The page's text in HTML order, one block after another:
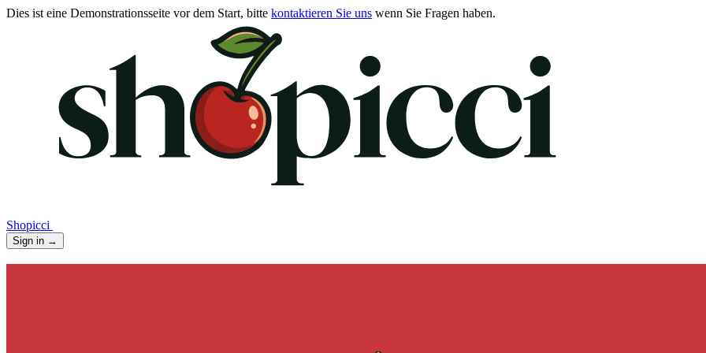
Dies ist eine Demonstrationsseite vor dem Start, bitte kontaktieren Sie uns wenn Sie Fragen haben.
Shopicci
Sign in →